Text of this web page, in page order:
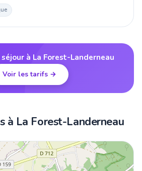
à La Forest-Landerneau
Voir les tarifs →
à La Forest-Landerneau